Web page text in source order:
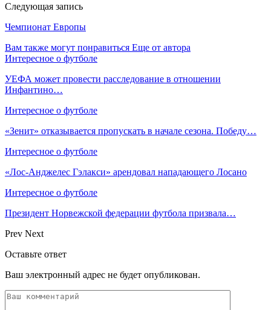
Следующая запись
Чемпионат Европы
Вам также могут понравиться Еще от автора
Интересное о футболе
УЕФА может провести расследование в отношении
Инфантино…
Интересное о футболе
«Зенит» отказывается пропускать в начале сезона. Победу…
Интересное о футболе
«Лос‑Анджелес Гэлакси» арендовал нападающего Лосано
Интересное о футболе
Президент Норвежской федерации футбола призвала…
Prev Next
Оставьте ответ
Ваш электронный адрес не будет опубликован.